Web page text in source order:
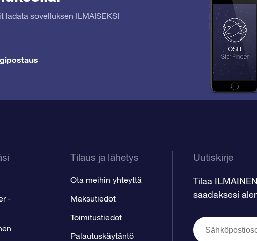
ladata sovelluksen ILMAISEKSI
-
Tilaus ja lähetys
Ota meihin yhteyttä
Maksutiedot
Toimitustiedot
Palautuskäytäntö
Uutiskirje
Tilaa
saadaksesi